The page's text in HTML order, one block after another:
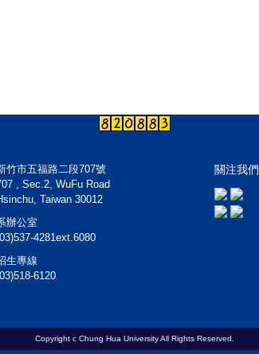
竹市五福路二段707號
, Sec.2, WuFu Road
Taiwan 30012
辦公室
4281ext.6080
生專線
6120
關注我們
Copyright c Chung Hua University All Rights Reserved.